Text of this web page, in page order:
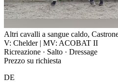
Altri cavalli a sangue caldo,
V: Chelder | MV: ACOBAT II
Ricreazione · Salto · Dressage
Prezzo su richiesta
DE